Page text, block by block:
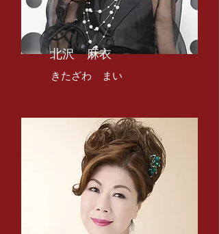
​北沢 麻衣
​きたざわ まい